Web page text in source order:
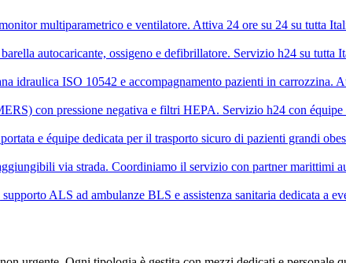
multiparametrico e ventilatore. Attiva 24 ore su 24 su tutta
autocaricante, ossigeno e defibrillatore. Servizio h24 su tutta
idraulica ISO 10542 e accompagnamento pazienti in carrozzina.
con pressione negativa e filtri HEPA. Servizio h24 con
e équipe dedicata per il trasporto sicuro di pazienti grandi
via strada. Coordiniamo il servizio con partner marittimi
ALS ad ambulanze BLS e assistenza sanitaria dedicata a